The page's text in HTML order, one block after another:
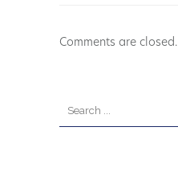
Comments are closed.